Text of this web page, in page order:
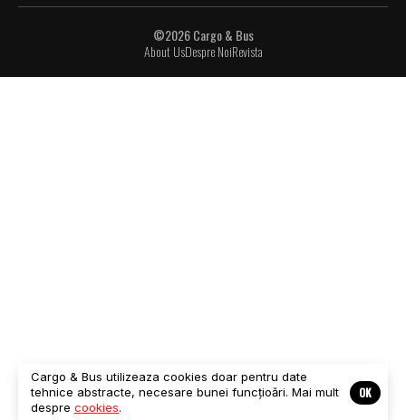
©2026 Cargo & Bus
About UsDespre NoiRevista
Cargo & Bus utilizeaza cookies doar pentru date
tehnice abstracte, necesare bunei funcțioări. Mai mult
despre cookies.
OK